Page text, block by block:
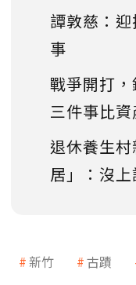
譚敦慈：
事
戰爭開打
三件事比資
退休養生
居」：沒
新竹 古蹟